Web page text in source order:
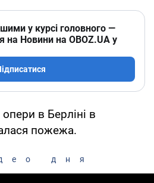
у курсі головного —
на Новини на OBOZ.UA у
опери в Берліні в
пожежа.
дня